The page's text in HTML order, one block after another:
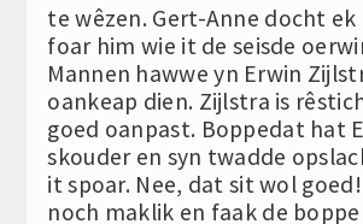
te wêzen. Gert-Anne docht ek
foar him wie it de seisde
Mannen hawwe yn Erwin
oankeap dien. Zijlstra is
goed oanpast. Boppedat hat
skouder en syn twadde
it spoar. Nee, dat sit wol
noch maklik en faak de